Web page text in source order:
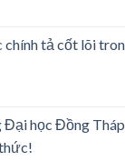
chính tả cốt lõi
học Đồng